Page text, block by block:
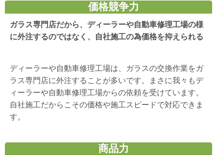
価格競争力
ガラス専門店だから、ディーラーや自動車修理工場の様
に外注するのではなく、自社施工の為価格を抑えられる
ディーラーや自動車修理工場は、ガラスの交換作業をガ
ラス専門店に外注することが多いです。まさに我々もデ
ィーラーや自動車修理工場からの依頼を受けています。
自社施工だからこその価格や施工スピードで対応できま
す。
商品力